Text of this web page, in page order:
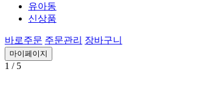
유아동
신상품
바로주문 주문관리 장바구니
마이페이지
1 / 5